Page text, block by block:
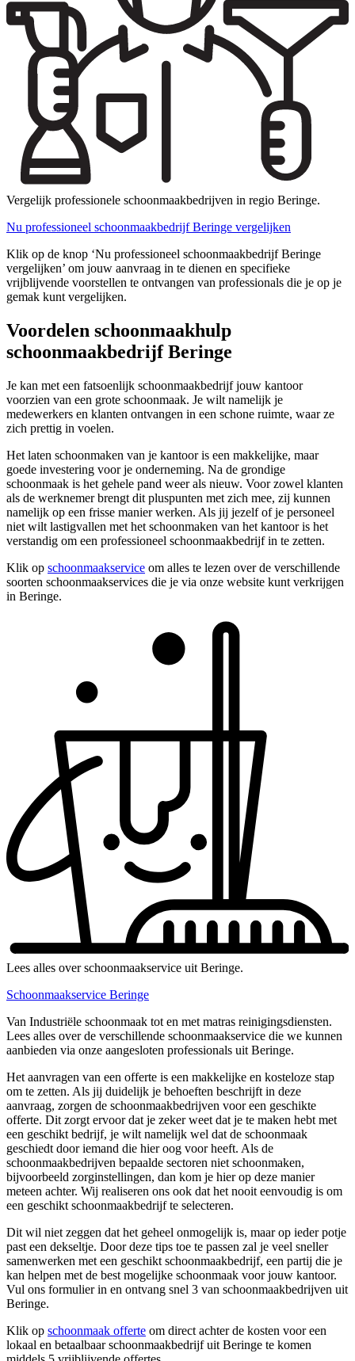
Vergelijk professionele schoonmaakbedrijven in regio Beringe.
Nu professioneel schoonmaakbedrijf Beringe vergelijken
Klik op de knop ‘Nu professioneel schoonmaakbedrijf Beringe
vergelijken’ om jouw aanvraag in te dienen en specifieke
vrijblijvende voorstellen te ontvangen van professionals die je op je
gemak kunt vergelijken.
Voordelen schoonmaakhulp
schoonmaakbedrijf Beringe
Je kan met een fatsoenlijk schoonmaakbedrijf jouw kantoor
voorzien van een grote schoonmaak. Je wilt namelijk je
medewerkers en klanten ontvangen in een schone ruimte, waar ze
zich prettig in voelen.
Het laten schoonmaken van je kantoor is een makkelijke, maar
goede investering voor je onderneming. Na de grondige
schoonmaak is het gehele pand weer als nieuw. Voor zowel klanten
als de werknemer brengt dit pluspunten met zich mee, zij kunnen
namelijk op een frisse manier werken. Als jij jezelf of je personeel
niet wilt lastigvallen met het schoonmaken van het kantoor is het
verstandig om een professioneel schoonmaakbedrijf in te zetten.
Klik op schoonmaakservice om alles te lezen over de verschillende
soorten schoonmaakservices die je via onze website kunt verkrijgen
in Beringe.
Lees alles over schoonmaakservice uit Beringe.
Schoonmaakservice Beringe
Van Industriële schoonmaak tot en met matras reinigingsdiensten.
Lees alles over de verschillende schoonmaakservice die we kunnen
aanbieden via onze aangesloten professionals uit Beringe.
Het aanvragen van een offerte is een makkelijke en kosteloze stap
om te zetten. Als jij duidelijk je behoeften beschrijft in deze
aanvraag, zorgen de schoonmaakbedrijven voor een geschikte
offerte. Dit zorgt ervoor dat je zeker weet dat je te maken hebt met
een geschikt bedrijf, je wilt namelijk wel dat de schoonmaak
geschiedt door iemand die hier oog voor heeft. Als de
schoonmaakbedrijven bepaalde sectoren niet schoonmaken,
bijvoorbeeld zorginstellingen, dan kom je hier op deze manier
meteen achter. Wij realiseren ons ook dat het nooit eenvoudig is om
een geschikt schoonmaakbedrijf te selecteren.
Dit wil niet zeggen dat het geheel onmogelijk is, maar op ieder potje
past een dekseltje. Door deze tips toe te passen zal je veel sneller
samenwerken met een geschikt schoonmaakbedrijf, een partij die je
kan helpen met de best mogelijke schoonmaak voor jouw kantoor.
Vul ons formulier in en ontvang snel 3 van schoonmaakbedrijven uit
Beringe.
Klik op schoonmaak offerte om direct achter de kosten voor een
lokaal en betaalbaar schoonmaakbedrijf uit Beringe te komen